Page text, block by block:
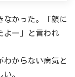
なかった。「顔に
よー」と言われ
わからない病気と
。